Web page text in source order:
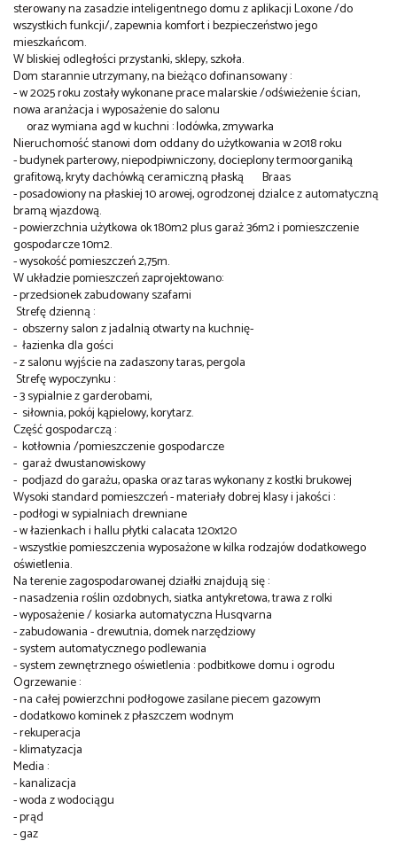
sterowany na zasadzie inteligentnego domu z aplikacji Loxone /do
wszystkich funkcji/, zapewnia komfort i bezpieczeństwo jego
mieszkańcom.
W bliskiej odległości przystanki, sklepy, szkoła.
Dom starannie utrzymany, na bieżąco dofinansowany :
- w 2025 roku zostały wykonane prace malarskie /odświeżenie ścian,
nowa aranżacja i wyposażenie do salonu
oraz wymiana agd w kuchni : lodówka, zmywarka
Nieruchomość stanowi dom oddany do użytkowania w 2018 roku
- budynek parterowy, niepodpiwniczony, docieplony termoorganiką
grafitową, kryty dachówką ceramiczną płaską Braas
- posadowiony na płaskiej 10 arowej, ogrodzonej dzialce z automatyczną
bramą wjazdową.
- powierzchnia użytkowa ok 180m2 plus garaż 36m2 i pomieszczenie
gospodarcze 10m2.
- wysokość pomieszczeń 2,75m.
W układzie pomieszczeń zaprojektowano:
- przedsionek zabudowany szafami
Strefę dzienną :
- obszerny salon z jadalnią otwarty na kuchnię-
- łazienka dla gości
- z salonu wyjście na zadaszony taras, pergola
Strefę wypoczynku :
- 3 sypialnie z garderobami,
- siłownia, pokój kąpielowy, korytarz.
Część gospodarczą :
- kotłownia /pomieszczenie gospodarcze
- garaż dwustanowiskowy
- podjazd do garażu, opaska oraz taras wykonany z kostki brukowej
Wysoki standard pomieszczeń - materiały dobrej klasy i jakości :
- podłogi w sypialniach drewniane
- w łazienkach i hallu płytki calacata 120x120
- wszystkie pomieszczenia wyposażone w kilka rodzajów dodatkowego
oświetlenia.
Na terenie zagospodarowanej działki znajdują się :
- nasadzenia roślin ozdobnych, siatka antykretowa, trawa z rolki
- wyposażenie / kosiarka automatyczna Husqvarna
- zabudowania - drewutnia, domek narzędziowy
- system automatycznego podlewania
- system zewnętrznego oświetlenia : podbitkowe domu i ogrodu
Ogrzewanie :
- na całej powierzchni podłogowe zasilane piecem gazowym
- dodatkowo kominek z płaszczem wodnym
- rekuperacja
- klimatyzacja
Media :
- kanalizacja
- woda z wodociągu
- prąd
- gaz